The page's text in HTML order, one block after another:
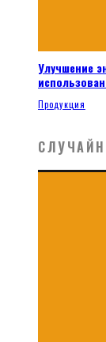
Улучшение
Продукция